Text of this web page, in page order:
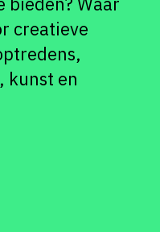
creatieve
kunst en